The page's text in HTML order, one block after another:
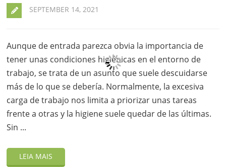
SEPTEMBER 14, 2021
Aunque de entrada parezca obvia la importancia de
tener unas condiciones higiénicas en el entorno de
trabajo, se trata de un asunto que suele descuidarse
más de lo que se debería. Normalmente, la excesiva
carga de trabajo nos limita a priorizar unas tareas
frente a otras y la higiene suele quedar de las últimas.
Sin ...